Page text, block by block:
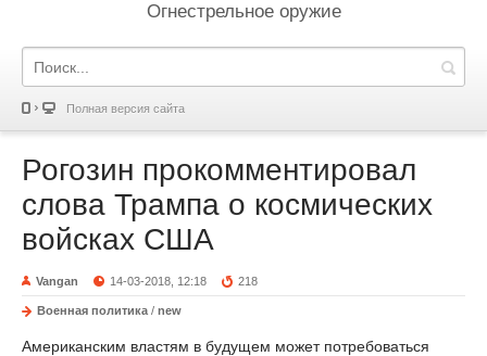
Огнестрельное оружие
Полная версия сайта
Рогозин прокомментировал
слова Трампа о космических
войсках США
Vangan 14-03-2018, 12:18 218
Военная политика / new
Американским властям в будущем может потребоваться